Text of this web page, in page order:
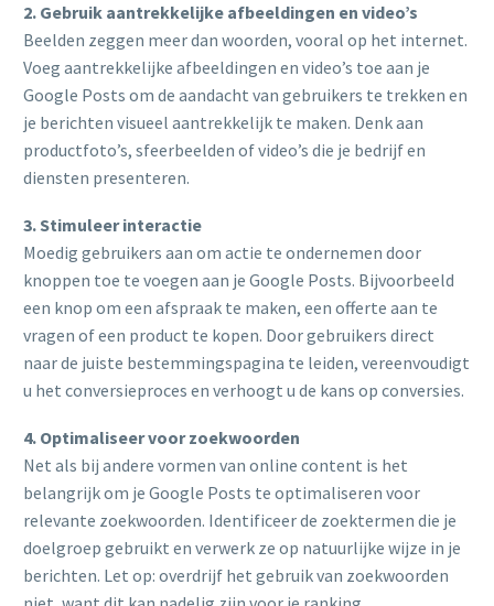
2. Gebruik aantrekkelijke afbeeldingen en video’s
Beelden zeggen meer dan woorden, vooral op het internet.
Voeg aantrekkelijke afbeeldingen en video’s toe aan je
Google Posts om de aandacht van gebruikers te trekken en
je berichten visueel aantrekkelijk te maken. Denk aan
productfoto’s, sfeerbeelden of video’s die je bedrijf en
diensten presenteren.
3. Stimuleer interactie
Moedig gebruikers aan om actie te ondernemen door
knoppen toe te voegen aan je Google Posts. Bijvoorbeeld
een knop om een afspraak te maken, een offerte aan te
vragen of een product te kopen. Door gebruikers direct
naar de juiste bestemmingspagina te leiden, vereenvoudigt
u het conversieproces en verhoogt u de kans op conversies.
4. Optimaliseer voor zoekwoorden
Net als bij andere vormen van online content is het
belangrijk om je Google Posts te optimaliseren voor
relevante zoekwoorden. Identificeer de zoektermen die je
doelgroep gebruikt en verwerk ze op natuurlijke wijze in je
berichten. Let op: overdrijf het gebruik van zoekwoorden